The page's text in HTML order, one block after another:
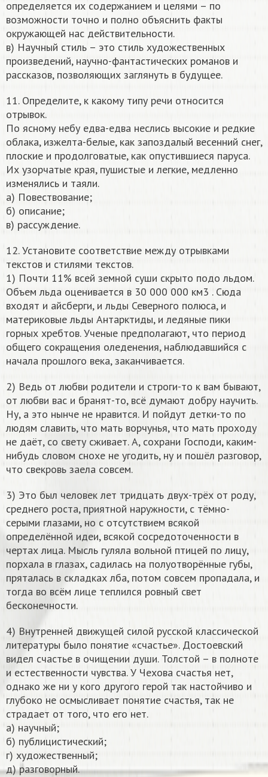
определяется их содержанием и целями – по
возможности точно и полно объяснить факты
окружающей нас действительности.
в) Научный стиль – это стиль художественных
произведений, научно-фантастических романов и
рассказов, позволяющих заглянуть в будущее.
11. Определите, к какому типу речи относится
отрывок.
По ясному небу едва-едва неслись высокие и редкие
облака, изжелта-белые, как запоздалый весенний снег,
плоские и продолговатые, как опустившиеся паруса.
Их узорчатые края, пушистые и легкие, медленно
изменялись и таяли.
а) Повествование;
б) описание;
в) рассуждение.
12. Установите соответствие между отрывками
текстов и стилями текстов.
1) Почти 11% всей земной суши скрыто подо льдом.
Объем льда оценивается в 30 000 000 км3 . Сюда
входят и айсберги, и льды Северного полюса, и
материковые льды Антарктиды, и ледяные пики
горных хребтов. Ученые предполагают, что период
общего сокращения оледенения, наблюдавшийся с
начала прошлого века, заканчивается.
2) Ведь от любви родители и строги-то к вам бывают,
от любви вас и бранят-то, всё думают добру научить.
Ну, а это нынче не нравится. И пойдут детки-то по
людям славить, что мать ворчунья, что мать проходу
не даёт, со свету сживает. А, сохрани Господи, каким-
нибудь словом снохе не угодить, ну и пошёл разговор,
что свекровь заела совсем.
3) Это был человек лет тридцать двух-трёх от роду,
среднего роста, приятной наружности, с тёмно-
серыми глазами, но с отсутствием всякой
определённой идеи, всякой сосредоточенности в
чертах лица. Мысль гуляла вольной птицей по лицу,
порхала в глазах, садилась на полуотворённые губы,
пряталась в складках лба, потом совсем пропадала, и
тогда во всём лице теплился ровный свет
бесконечности.
4) Внутренней движущей силой русской классической
литературы было понятие «счастье». Достоевский
видел счастье в очищении души. Толстой – в полноте
и естественности чувства. У Чехова счастья нет,
однако же ни у кого другого герой так настойчиво и
глубоко не осмысливает понятие счастья, так не
страдает от того, что его нет.
а) научный;
б) публицистический;
г) художественный;
д) разговорный.